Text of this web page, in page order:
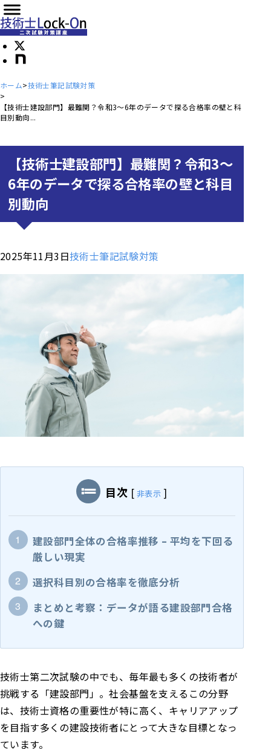
ホーム 技術士筆記試験対策
【技術士建設部門】最難関？令和3～6年のデータで探る合格率の壁と科
目別動向...
【技術士建設部門】最難関？令和3～
6年のデータで探る合格率の壁と科目
別動向
2025年11月3日技術士筆記試験対策
目次 [ 非表示 ]
建設部門全体の合格率推移 – 平均を下回る
厳しい現実
選択科目別の合格率を徹底分析
まとめと考察：データが語る建設部門合格
への鍵
技術士第二次試験の中でも、毎年最も多くの技術者が
挑戦する「建設部門」。社会基盤を支えるこの分野
は、技術士資格の重要性が特に高く、キャリアアップ
を目指す多くの建設技術者にとって大きな目標となっ
ています。